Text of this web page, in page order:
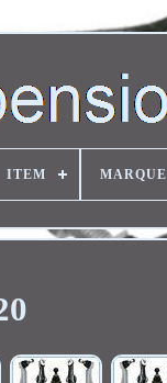
ITEM MARQUE